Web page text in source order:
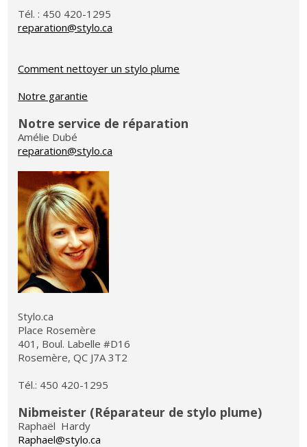
Tél. : 450 420-1295
reparation@stylo.ca
Comment nettoyer un stylo plume
Notre garantie
Notre service de réparation
Amélie Dubé
reparation@stylo.ca
Stylo.ca
Place Rosemère
401, Boul. Labelle #D16
Rosemère, QC J7A 3T2
Tél.: 450 420-1295
Nibmeister (Réparateur de stylo plume)
Raphaël Hardy
Raphael@stylo.ca